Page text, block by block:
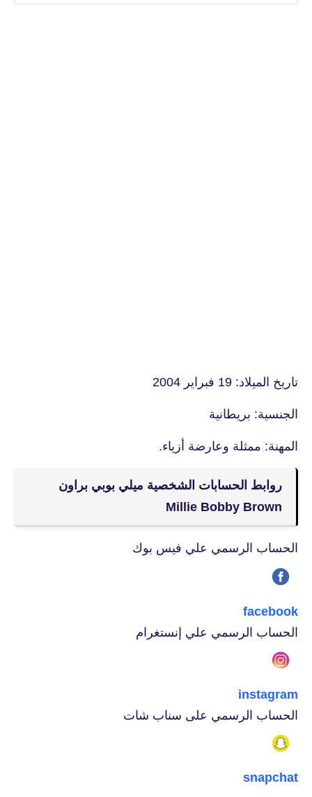
تاريخ الميلاد: 19 فبراير 2004
الجنسية: بريطانية
المهنة: ممثلة وعارضة أزياء.
روابط الحسابات الشخصية ميلي بوبي براون
Millie Bobby Brown
الحساب الرسمي علي فيس بوك
facebook
الحساب الرسمي علي إنستغرام
instagram
الحساب الرسمي على سناب شات
snapchat